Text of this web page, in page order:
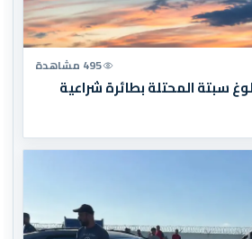
495 مشاهدة
سبتة المحتلة بطائرة شراعية